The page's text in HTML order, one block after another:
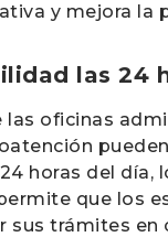
y mejora la
las 24
las oficinas
horas del día,
que los
sus trámites en